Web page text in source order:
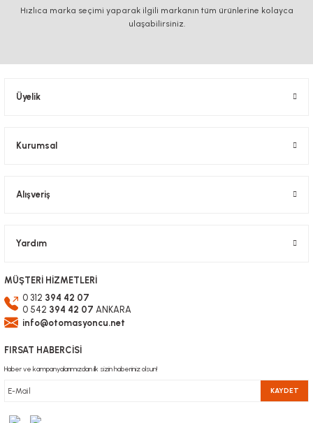
Hızlıca marka seçimi yaparak ilgili markanın tüm ürünlerine kolayca
ulaşabilirsiniz.
Üyelik
Kurumsal
Alışveriş
Yardım
MÜŞTERİ HİZMETLERİ
0 312 394 42 07
0 542 394 42 07 ANKARA
info@otomasyoncu.net
FIRSAT HABERCİSİ
Haber ve kampanyalarımızdan ilk sizin haberiniz olsun!
KAYDET